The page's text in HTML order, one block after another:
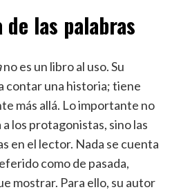
las palabras
no es un libro al uso. Su
contar una historia; tiene
más allá. Lo importante no
los protagonistas, sino las
en el lector. Nada se cuenta
como de pasada,
mostrar. Para ello, su autor